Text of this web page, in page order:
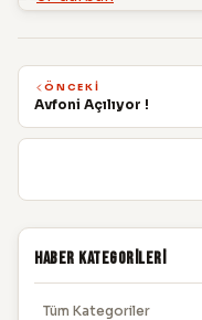
ÖNCEKI
Avfoni Açılıyor !
Haber Kategorileri
Tüm Kategoriler